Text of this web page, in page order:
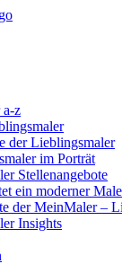
a-z
der Lieblingsmaler
im Porträt
Stellenangebote
ein moderner
der MeinMaler –
Insights